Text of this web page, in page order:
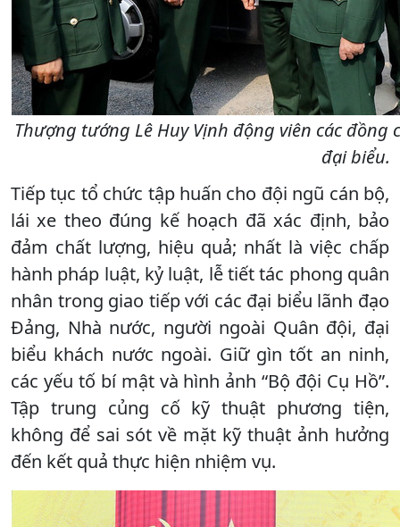
Thượng tướng Lê Huy Vịnh động viên các
đại biểu.
Tiếp tục tổ chức tập huấn cho đội ngũ cán bộ,
lái xe theo đúng kế hoạch đã xác định, bảo
đảm chất lượng, hiệu quả; nhất là việc chấp
hành pháp luật, kỷ luật, lễ tiết tác phong quân
nhân trong giao tiếp với các đại biểu lãnh đạo
Đảng, Nhà nước, người ngoài Quân đội, đại
biểu khách nước ngoài. Giữ gìn tốt an ninh,
các yếu tố bí mật và hình ảnh “Bộ đội Cụ Hồ”.
Tập trung củng cố kỹ thuật phương tiện,
không để sai sót về mặt kỹ thuật ảnh hưởng
đến kết quả thực hiện nhiệm vụ.